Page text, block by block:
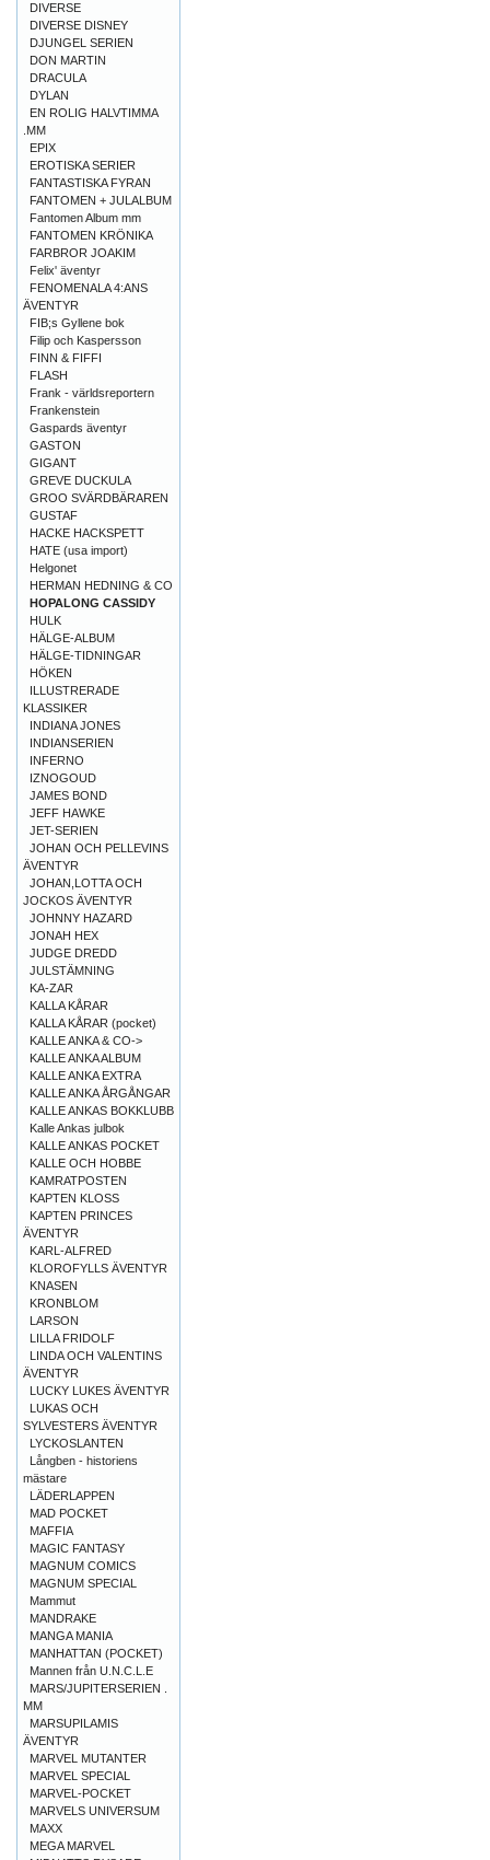
DIVERSE
DIVERSE DISNEY
DJUNGEL SERIEN
DON MARTIN
DRACULA
DYLAN
EN ROLIG HALVTIMMA
.MM
EPIX
EROTISKA SERIER
FANTASTISKA FYRAN
FANTOMEN + JULALBUM
Fantomen Album mm
FANTOMEN KRÖNIKA
FARBROR JOAKIM
Felix' äventyr
FENOMENALA 4:ANS
ÄVENTYR
FIB;s Gyllene bok
Filip och Kaspersson
FINN & FIFFI
FLASH
Frank - världsreportern
Frankenstein
Gaspards äventyr
GASTON
GIGANT
GREVE DUCKULA
GROO SVÄRDBÄRAREN
GUSTAF
HACKE HACKSPETT
HATE (usa import)
Helgonet
HERMAN HEDNING & CO
HOPALONG CASSIDY
HULK
HÄLGE-ALBUM
HÄLGE-TIDNINGAR
HÖKEN
ILLUSTRERADE
KLASSIKER
INDIANA JONES
INDIANSERIEN
INFERNO
IZNOGOUD
JAMES BOND
JEFF HAWKE
JET-SERIEN
JOHAN OCH PELLEVINS
ÄVENTYR
JOHAN,LOTTA OCH
JOCKOS ÄVENTYR
JOHNNY HAZARD
JONAH HEX
JUDGE DREDD
JULSTÄMNING
KA-ZAR
KALLA KÅRAR
KALLA KÅRAR (pocket)
KALLE ANKA & CO->
KALLE ANKA ALBUM
KALLE ANKA EXTRA
KALLE ANKA ÅRGÅNGAR
KALLE ANKAS BOKKLUBB
Kalle Ankas julbok
KALLE ANKAS POCKET
KALLE OCH HOBBE
KAMRATPOSTEN
KAPTEN KLOSS
KAPTEN PRINCES
ÄVENTYR
KARL-ALFRED
KLOROFYLLS ÄVENTYR
KNASEN
KRONBLOM
LARSON
LILLA FRIDOLF
LINDA OCH VALENTINS
ÄVENTYR
LUCKY LUKES ÄVENTYR
LUKAS OCH
SYLVESTERS ÄVENTYR
LYCKOSLANTEN
Långben - historiens
mästare
LÄDERLAPPEN
MAD POCKET
MAFFIA
MAGIC FANTASY
MAGNUM COMICS
MAGNUM SPECIAL
Mammut
MANDRAKE
MANGA MANIA
MANHATTAN (POCKET)
Mannen från U.N.C.L.E
MARS/JUPITERSERIEN .
MM
MARSUPILAMIS
ÄVENTYR
MARVEL MUTANTER
MARVEL SPECIAL
MARVEL-POCKET
MARVELS UNIVERSUM
MAXX
MEGA MARVEL